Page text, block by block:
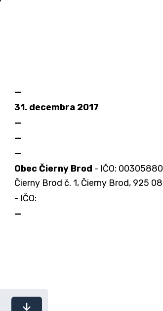
—
31. decembra 2017
—
—
—
Obec Čierny Brod - IČO: 00305880
Čierny Brod č. 1, Čierny Brod, 925 08
- IČO:
—